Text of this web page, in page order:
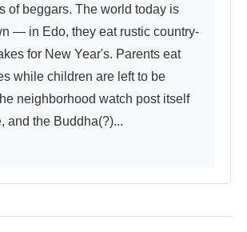
of beggars. The world today is
— in Edo, they eat rustic country-
for New Year's. Parents eat
while children are left to be
neighborhood watch post itself
and the Buddha(?)...